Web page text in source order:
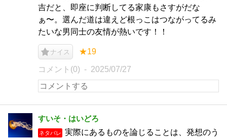
吉だと、即座に判断してる家康もさすがだな
ぁ〜。選んだ道は違えど根っこはつながってるみ
たいな男同士の友情が熱いです！！
ナイス ★19
コメント(0) 2025/07/27
すいそ・はいどろ
ネタバレ
実際にあるものを論じることは、発想のう